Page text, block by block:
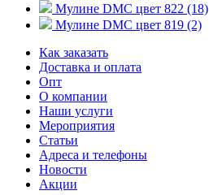
Мулине DMC цвет 822 (18)
Мулине DMC цвет 819 (2)
Как заказать
Доставка и оплата
Опт
О компании
Наши услуги
Мероприятия
Статьи
Адреса и телефоны
Новости
Акции